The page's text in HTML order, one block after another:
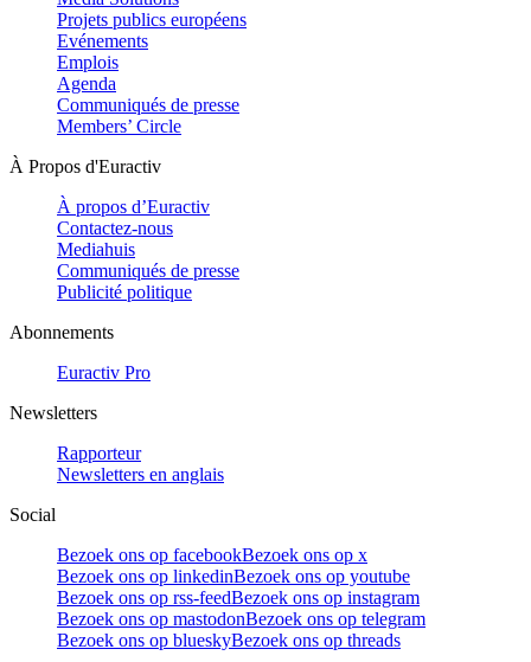
Projets publics européens
Evénements
Emplois
Agenda
Communiqués de presse
Members’ Circle
À Propos d'Euractiv
À propos d’Euractiv
Contactez-nous
Mediahuis
Communiqués de presse
Publicité politique
Abonnements
Euractiv Pro
Newsletters
Rapporteur
Newsletters en anglais
Social
Bezoek ons op facebookBezoek ons op x
Bezoek ons op linkedinBezoek ons op youtube
Bezoek ons op rss-feedBezoek ons op instagram
Bezoek ons op mastodonBezoek ons op telegram
Bezoek ons op blueskyBezoek ons op threads